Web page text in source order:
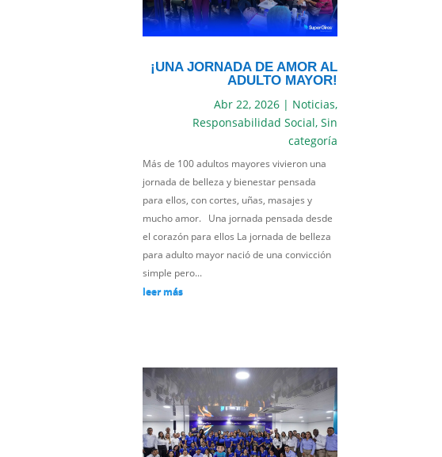
¡UNA JORNADA DE AMOR AL
ADULTO MAYOR!
Abr 22, 2026| Noticias,
Responsabilidad Social, Sin
categoría
Más de 100 adultos mayores vivieron una
jornada de belleza y bienestar pensada
para ellos, con cortes, uñas, masajes y
mucho amor. Una jornada pensada desde
el corazón para ellos La jornada de belleza
para adulto mayor nació de una convicción
simple pero...
leer más